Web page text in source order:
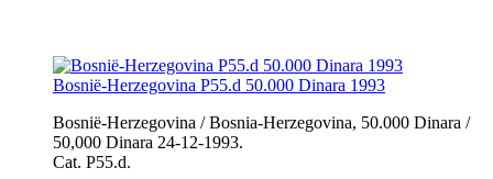
Bosnië-Herzegovina P55.d 50.000 Dinara 1993
Bosnië-Herzegovina / Bosnia-Herzegovina, 50.000 Dinara /
50,000 Dinara 24-12-1993.
Cat. P55.d.